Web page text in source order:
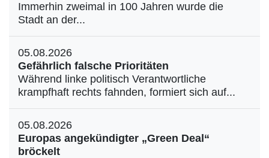
Immerhin zweimal in 100 Jahren wurde die
Stadt an der...
05.08.2026
Gefährlich falsche Prioritäten
Während linke politisch Verantwortliche
krampfhaft rechts fahnden, formiert sich auf...
05.08.2026
Europas angekündigter „Green Deal“
bröckelt